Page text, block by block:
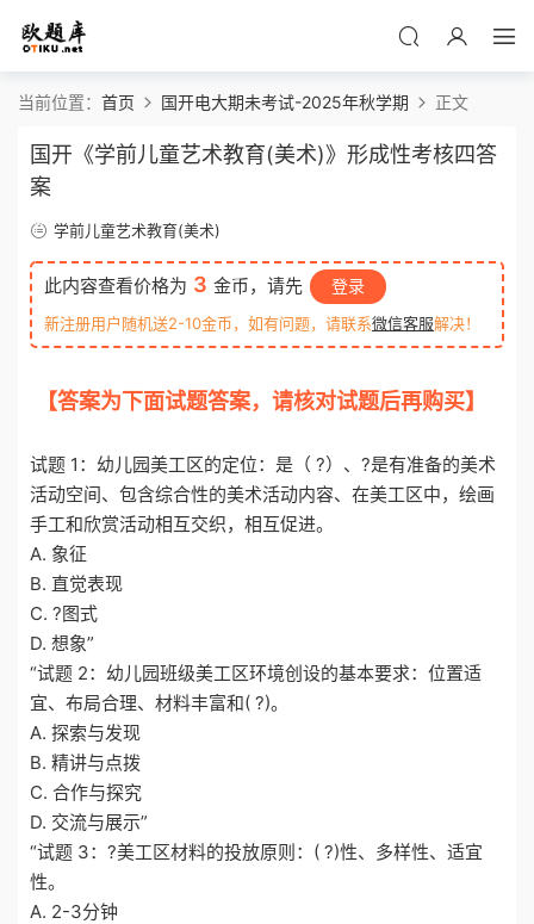
当前位置： 首页 国开电大期未考试-2025年秋学期 正文
国开《学前儿童艺术教育(美术)》形成性考核四答
案
学前儿童艺术教育(美术)
此内容查看价格为 3 金币，请先 登录
新注册用户随机送2-10金币，如有问题，请联系微信客服解决！
【答案为下面试题答案，请核对试题后再购买】
试题 1：幼儿园美工区的定位：是（ ?）、?是有准备的美术
活动空间、包含综合性的美术活动内容、在美工区中，绘画
手工和欣赏活动相互交织，相互促进。
A. 象征
B. 直觉表现
C. ?图式
D. 想象”
“试题 2：幼儿园班级美工区环境创设的基本要求：位置适
宜、布局合理、材料丰富和( ?)。
A. 探索与发现
B. 精讲与点拨
C. 合作与探究
D. 交流与展示”
“试题 3：?美工区材料的投放原则：( ?)性、多样性、适宜
性。
A. 2-3分钟